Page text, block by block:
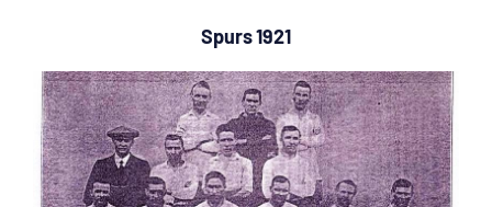
Spurs 1921